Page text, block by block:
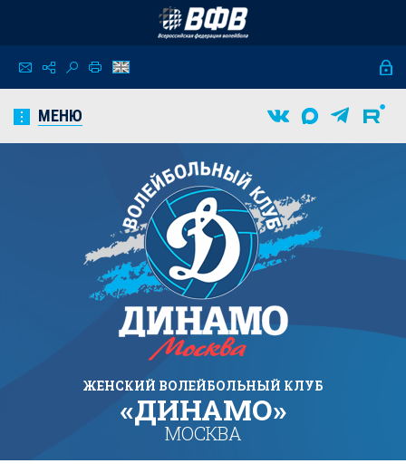
МЕНЮ
ЖЕНСКИЙ ВОЛЕЙБОЛЬНЫЙ КЛУБ
«ДИНАМО»
МОСКВА